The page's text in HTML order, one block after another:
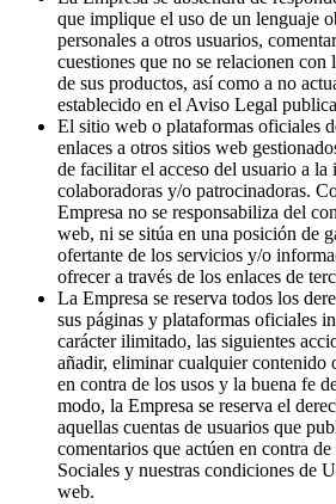
que implique el uso de un lenguaje
personales a otros usuarios,
cuestiones que no se relacionen con
de sus productos, así como a no
establecido en el Aviso Legal
El sitio web o plataformas oficiales
enlaces a otros sitios web
de facilitar el acceso del usuario a la
colaboradoras y/o patrocinadoras.
Empresa no se responsabiliza del
web, ni se sitúa en una posición de
ofertante de los servicios y/o
ofrecer a través de los enlaces de
La Empresa se reserva todos los
sus páginas y plataformas oficiales
carácter ilimitado, las siguientes
añadir, eliminar cualquier contenido
en contra de los usos y la buena fe
modo, la Empresa se reserva el
aquellas cuentas de usuarios que
comentarios que actúen en contra
Sociales y nuestras condiciones de
web.